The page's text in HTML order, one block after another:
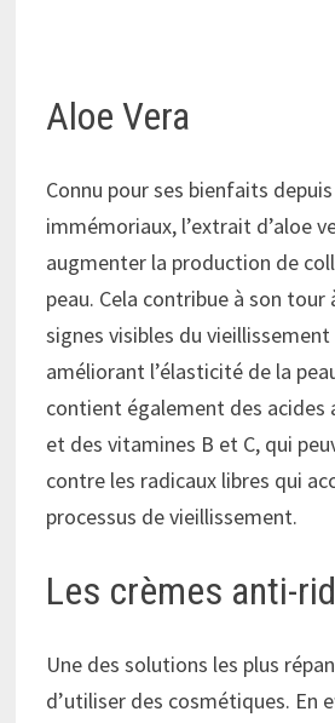
Aloe Vera
Connu pour ses bienfaits
immémoriaux, l’extrait d’aloe
augmenter la production de
peau. Cela contribue à son tour
signes visibles du
améliorant l’élasticité de la
contient également des acides
et des vitamines B et C, qui
contre les radicaux libres qui
processus de vieillissement.
Les crèmes anti-
Une des solutions les plus
d’utiliser des cosmétiques. En